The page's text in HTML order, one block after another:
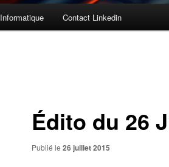
Informatique Contact Linkedin
Édito du 26
Publié le 26 juillet 2015